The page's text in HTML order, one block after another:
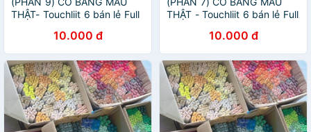
THẬT- Touchliit 6 bán lẻ Full
10.000 đ
THẬT - Touchliit 6 bán lẻ Full
10.000 đ